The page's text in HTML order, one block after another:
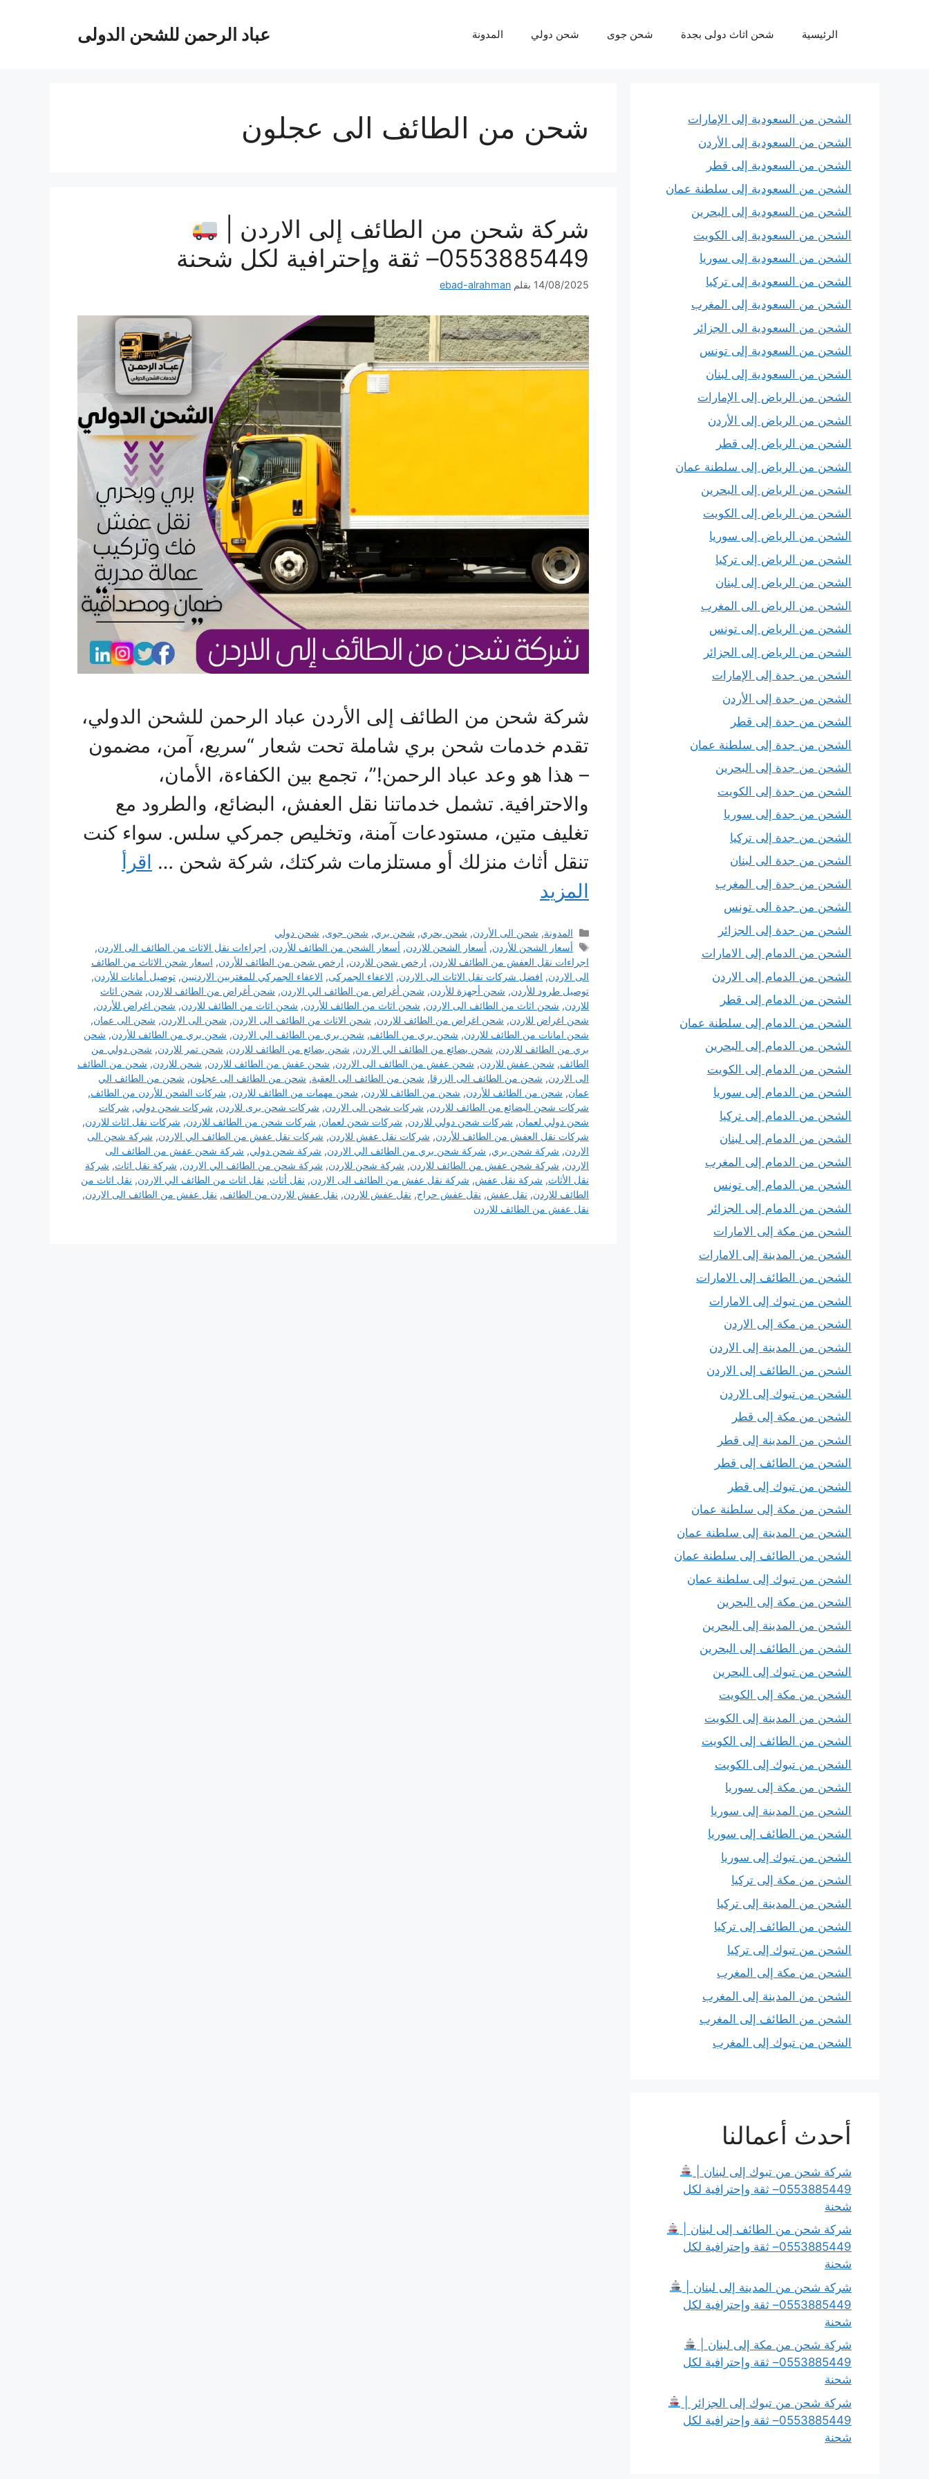
عباد الرحمن للشحن الدولى الرئيسية شحن اثاث دولى بجدة شحن جوى شحن دولي المدونة
شحن من الطائف الى عجلون
شركة شحن من الطائف إلى الاردن |
0553885449– ثقة وإحترافية لكل شحنة
14/08/2025 بقلم ebad-alrahman
شركة شحن من الطائف إلى الأردن عباد الرحمن للشحن الدولي،
تقدم خدمات شحن بري شاملة تحت شعار “سريع، آمن، مضمون
– هذا هو وعد عباد الرحمن!”، تجمع بين الكفاءة، الأمان،
والاحترافية. تشمل خدماتنا نقل العفش، البضائع، والطرود مع
تغليف متين، مستودعات آمنة، وتخليص جمركي سلس. سواء كنت
تنقل أثاث منزلك أو مستلزمات شركتك، شركة شحن … اقرأ
المزيد
التصنيفات
المدونة, شحن الى الأردن, شحن بحري, شحن بري, شحن جوى, شحن دولي
الوسوم
أسعار الشحن للأردن, أسعار الشحن للاردن, أسعار الشحن من الطائف للأردن, اجراءات نقل الاثاث من الطائف الى الاردن,
اجراءات نقل العفش من الطائف للاردن, ارخص شحن للاردن, ارخص شحن من الطائف للأردن, اسعار شحن الاثاث من الطائف
الى الاردن, افضل شركات نقل الاثاث الى الاردن, الاعفاء الجمركى, الاعفاء الجمركي للمغتربين الاردنيين, توصيل أمانات للأردن,
توصيل طرود للأردن, شحن أجهزة للأردن, شحن أغراض من الطائف الي الاردن, شحن أغراض من الطائف للاردن, شحن اثاث
للاردن, شحن اثاث من الطائف الى الاردن, شحن اثاث من الطائف للأردن, شحن اثاث من الطائف للاردن, شحن اغراض للأردن,
شحن اغراض للاردن, شحن اغراض من الطائف للاردن, شحن الاثاث من الطائف الى الاردن, شحن الى الاردن, شحن الى عمان,
شحن امانات من الطائف للاردن, شحن بري من الطائف, شحن بري من الطائف الي الاردن, شحن بري من الطائف للأردن, شحن
بري من الطائف للاردن, شحن بضائع من الطائف الي الاردن, شحن بضائع من الطائف للاردن, شحن تمر للاردن, شحن دولي من
الطائف, شحن عفش للاردن, شحن عفش من الطائف الى الاردن, شحن عفش من الطائف للاردن, شحن للاردن, شحن من الطائف
الى الاردن, شحن من الطائف الى الزرقا, شحن من الطائف الى العقبة, شحن من الطائف الى عجلون, شحن من الطائف الي
عمان, شحن من الطائف للأردن, شحن من الطائف للاردن, شحن مهمات من الطائف للاردن, شركات الشحن للأردن من الطائف,
شركات شحن البضائع من الطائف للاردن, شركات شحن الى الاردن, شركات شحن برى للاردن, شركات شحن دولي, شركات
شحن دولي لعمان, شركات شحن دولي للاردن, شركات شحن لعمان, شركات شحن من الطائف للاردن, شركات نقل اثاث للاردن,
شركات نقل العفش من الطائف للأردن, شركات نقل عفش للاردن, شركات نقل عفش من الطائف الي الاردن, شركة شحن الى
الاردن, شركة شحن بري, شركة شحن بري من الطائف الي الاردن, شركة شحن دولي, شركة شحن عفش من الطائف الى
الاردن, شركة شحن عفش من الطائف للاردن, شركة شحن للاردن, شركة شحن من الطائف الي الاردن, شركة نقل اثاث, شركة
نقل الأثاث, شركة نقل عفش, شركة نقل عفش من الطائف الى الاردن, نقل أثاث, نقل اثاث من الطائف الي الاردن, نقل اثاث من
الطائف للاردن, نقل عفش, نقل عفش حراج, نقل عفش للاردن, نقل عفش للاردن من الطائف, نقل عفش من الطائف الى الاردن,
نقل عفش من الطائف للاردن
الشحن من السعودية إلى الإمارات
الشحن من السعودية إلى الأردن
الشحن من السعودية إلى قطر
الشحن من السعودية إلى سلطنة عمان
الشحن من السعودية إلى البحرين
الشحن من السعودية إلى الكويت
الشحن من السعودية إلى سوريا
الشحن من السعودية إلى تركيا
الشحن من السعودية إلى المغرب
الشحن من السعودية الى الجزائر
الشحن من السعودية إلى تونس
الشحن من السعودية إلى لبنان
الشحن من الرياض إلى الإمارات
الشحن من الرياض إلى الأردن
الشحن من الرياض إلى قطر
الشحن من الرياض إلى سلطنة عمان
الشحن من الرياض إلى البحرين
الشحن من الرياض إلى الكويت
الشحن من الرياض إلى سوريا
الشحن من الرياض إلى تركيا
الشحن من الرياض إلى لبنان
الشحن من الرياض الى المغرب
الشحن من الرياض إلى تونس
الشحن من الرياض إلى الجزائر
الشحن من جدة إلى الإمارات
الشحن من جدة إلى الأردن
الشحن من جدة إلى قطر
الشحن من جدة إلى سلطنة عمان
الشحن من جدة إلى البحرين
الشحن من جدة إلى الكويت
الشحن من جدة إلى سوريا
الشحن من جدة إلى تركيا
الشحن من جدة الى لبنان
الشحن من جدة إلى المغرب
الشحن من جدة الى تونس
الشحن من جدة إلى الجزائر
الشحن من الدمام إلى الامارات
الشحن من الدمام إلى الاردن
الشحن من الدمام إلى قطر
الشحن من الدمام إلى سلطنة عمان
الشحن من الدمام إلى البحرين
الشحن من الدمام إلى الكويت
الشحن من الدمام إلى سوريا
الشحن من الدمام إلى تركيا
الشحن من الدمام إلى لبنان
الشحن من الدمام إلى المغرب
الشحن من الدمام إلى تونس
الشحن من الدمام إلى الجزائر
الشحن من مكة إلى الامارات
الشحن من المدينة إلى الامارات
الشحن من الطائف إلى الامارات
الشحن من تبوك إلى الامارات
الشحن من مكة إلى الاردن
الشحن من المدينة إلى الاردن
الشحن من الطائف إلى الاردن
الشحن من تبوك إلى الاردن
الشحن من مكة إلى قطر
الشحن من المدينة إلى قطر
الشحن من الطائف إلى قطر
الشحن من تبوك إلى قطر
الشحن من مكة إلى سلطنة عمان
الشحن من المدينة إلى سلطنة عمان
الشحن من الطائف إلى سلطنة عمان
الشحن من تبوك إلى سلطنة عمان
الشحن من مكة إلى البحرين
الشحن من المدينة إلى البحرين
الشحن من الطائف إلى البحرين
الشحن من تبوك إلى البحرين
الشحن من مكة إلى الكويت
الشحن من المدينة إلى الكويت
الشحن من الطائف إلى الكويت
الشحن من تبوك إلى الكويت
الشحن من مكة إلى سوريا
الشحن من المدينة إلى سوريا
الشحن من الطائف إلى سوريا
الشحن من تبوك إلى سوريا
الشحن من مكة إلى تركيا
الشحن من المدينة إلى تركيا
الشحن من الطائف إلى تركيا
الشحن من تبوك إلى تركيا
الشحن من مكة إلى المغرب
الشحن من المدينة إلى المغرب
الشحن من الطائف إلى المغرب
الشحن من تبوك إلى المغرب
أحدث أعمالنا
شركة شحن من تبوك إلى لبنان |
0553885449– ثقة وإحترافية لكل
شحنة
شركة شحن من الطائف إلى لبنان |
0553885449– ثقة وإحترافية لكل
شحنة
شركة شحن من المدينة إلى لبنان |
0553885449– ثقة وإحترافية لكل
شحنة
شركة شحن من مكة إلى لبنان |
0553885449– ثقة وإحترافية لكل
شحنة
شركة شحن من تبوك إلى الجزائر |
0553885449– ثقة وإحترافية لكل
شحنة